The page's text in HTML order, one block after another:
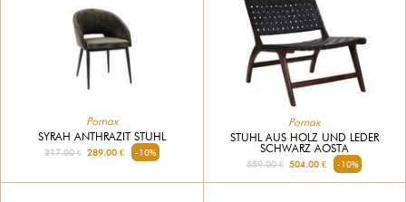
Pomax
SYRAH ANTHRAZIT STUHL
317.00 €289.00 € -10%
Pomax
STUHL AUS HOLZ UND LEDER
SCHWARZ AOSTA
559.00 € 504.00 € -10%